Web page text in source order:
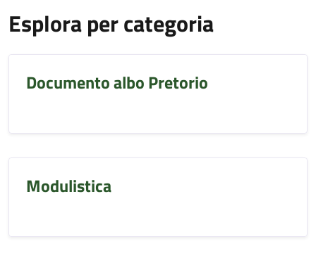
Esplora per categoria
Documento albo Pretorio
Modulistica